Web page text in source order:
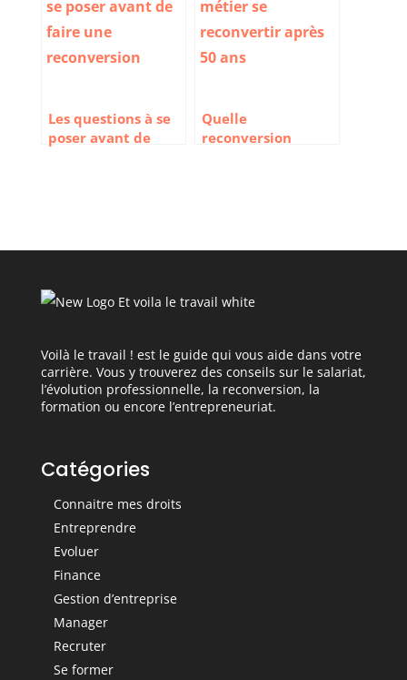
Les questions à se
poser avant de
Quelle
reconversion
Voilà le travail ! est le guide qui vous aide dans votre
carrière. Vous y trouverez des conseils sur le salariat,
l’évolution professionnelle, la reconversion, la
formation ou encore l’entrepreneuriat.
Catégories
Connaitre mes droits
Entreprendre
Evoluer
Finance
Gestion d’entreprise
Manager
Recruter
Se former